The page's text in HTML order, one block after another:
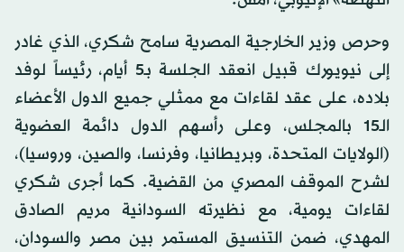
وحرص وزير الخارجية المصرية سامح شكري، الذي غادر
إلى نيويورك قبيل انعقد الجلسة بـ5 أيام، رئيساً لوفد
بلاده، على عقد لقاءات مع ممثلي جميع الدول الأعضاء
الـ15 بالمجلس، وعلى رأسهم الدول دائمة العضوية
(الولايات المتحدة، وبريطانيا، وفرنسا، والصين، وروسيا)،
لشرح الموقف المصري من القضية. كما أجرى شكري
لقاءات يومية، مع نظيرته السودانية مريم الصادق
المهدي، ضمن التنسيق المستمر بين مصر والسودان،